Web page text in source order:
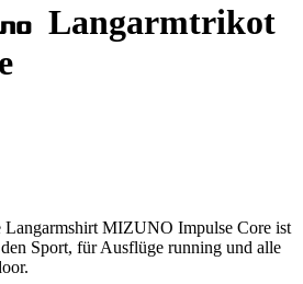
Langarmtrikot
Langarmshirt MIZUNO Impulse Core ist
Sport, für Ausflüge running und alle